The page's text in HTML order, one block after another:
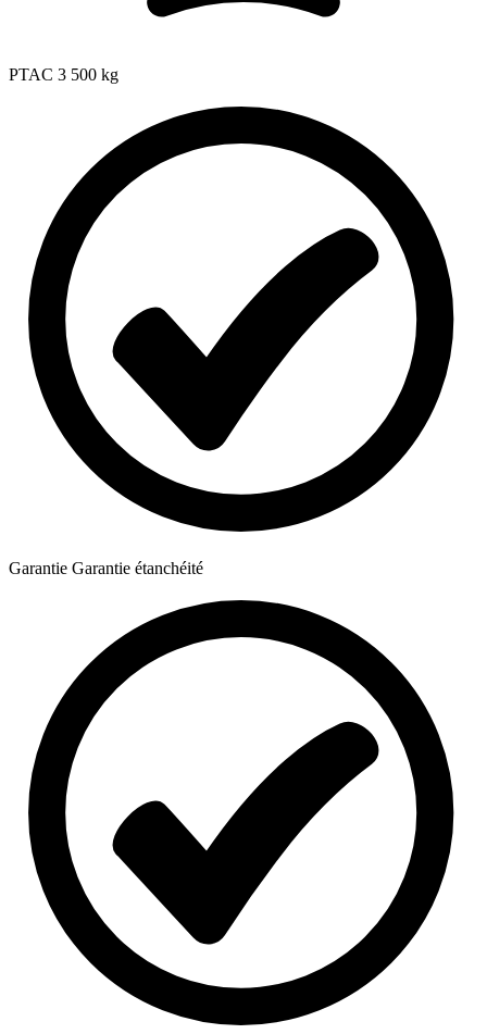
PTAC 3 500 kg
Garantie Garantie étanchéité